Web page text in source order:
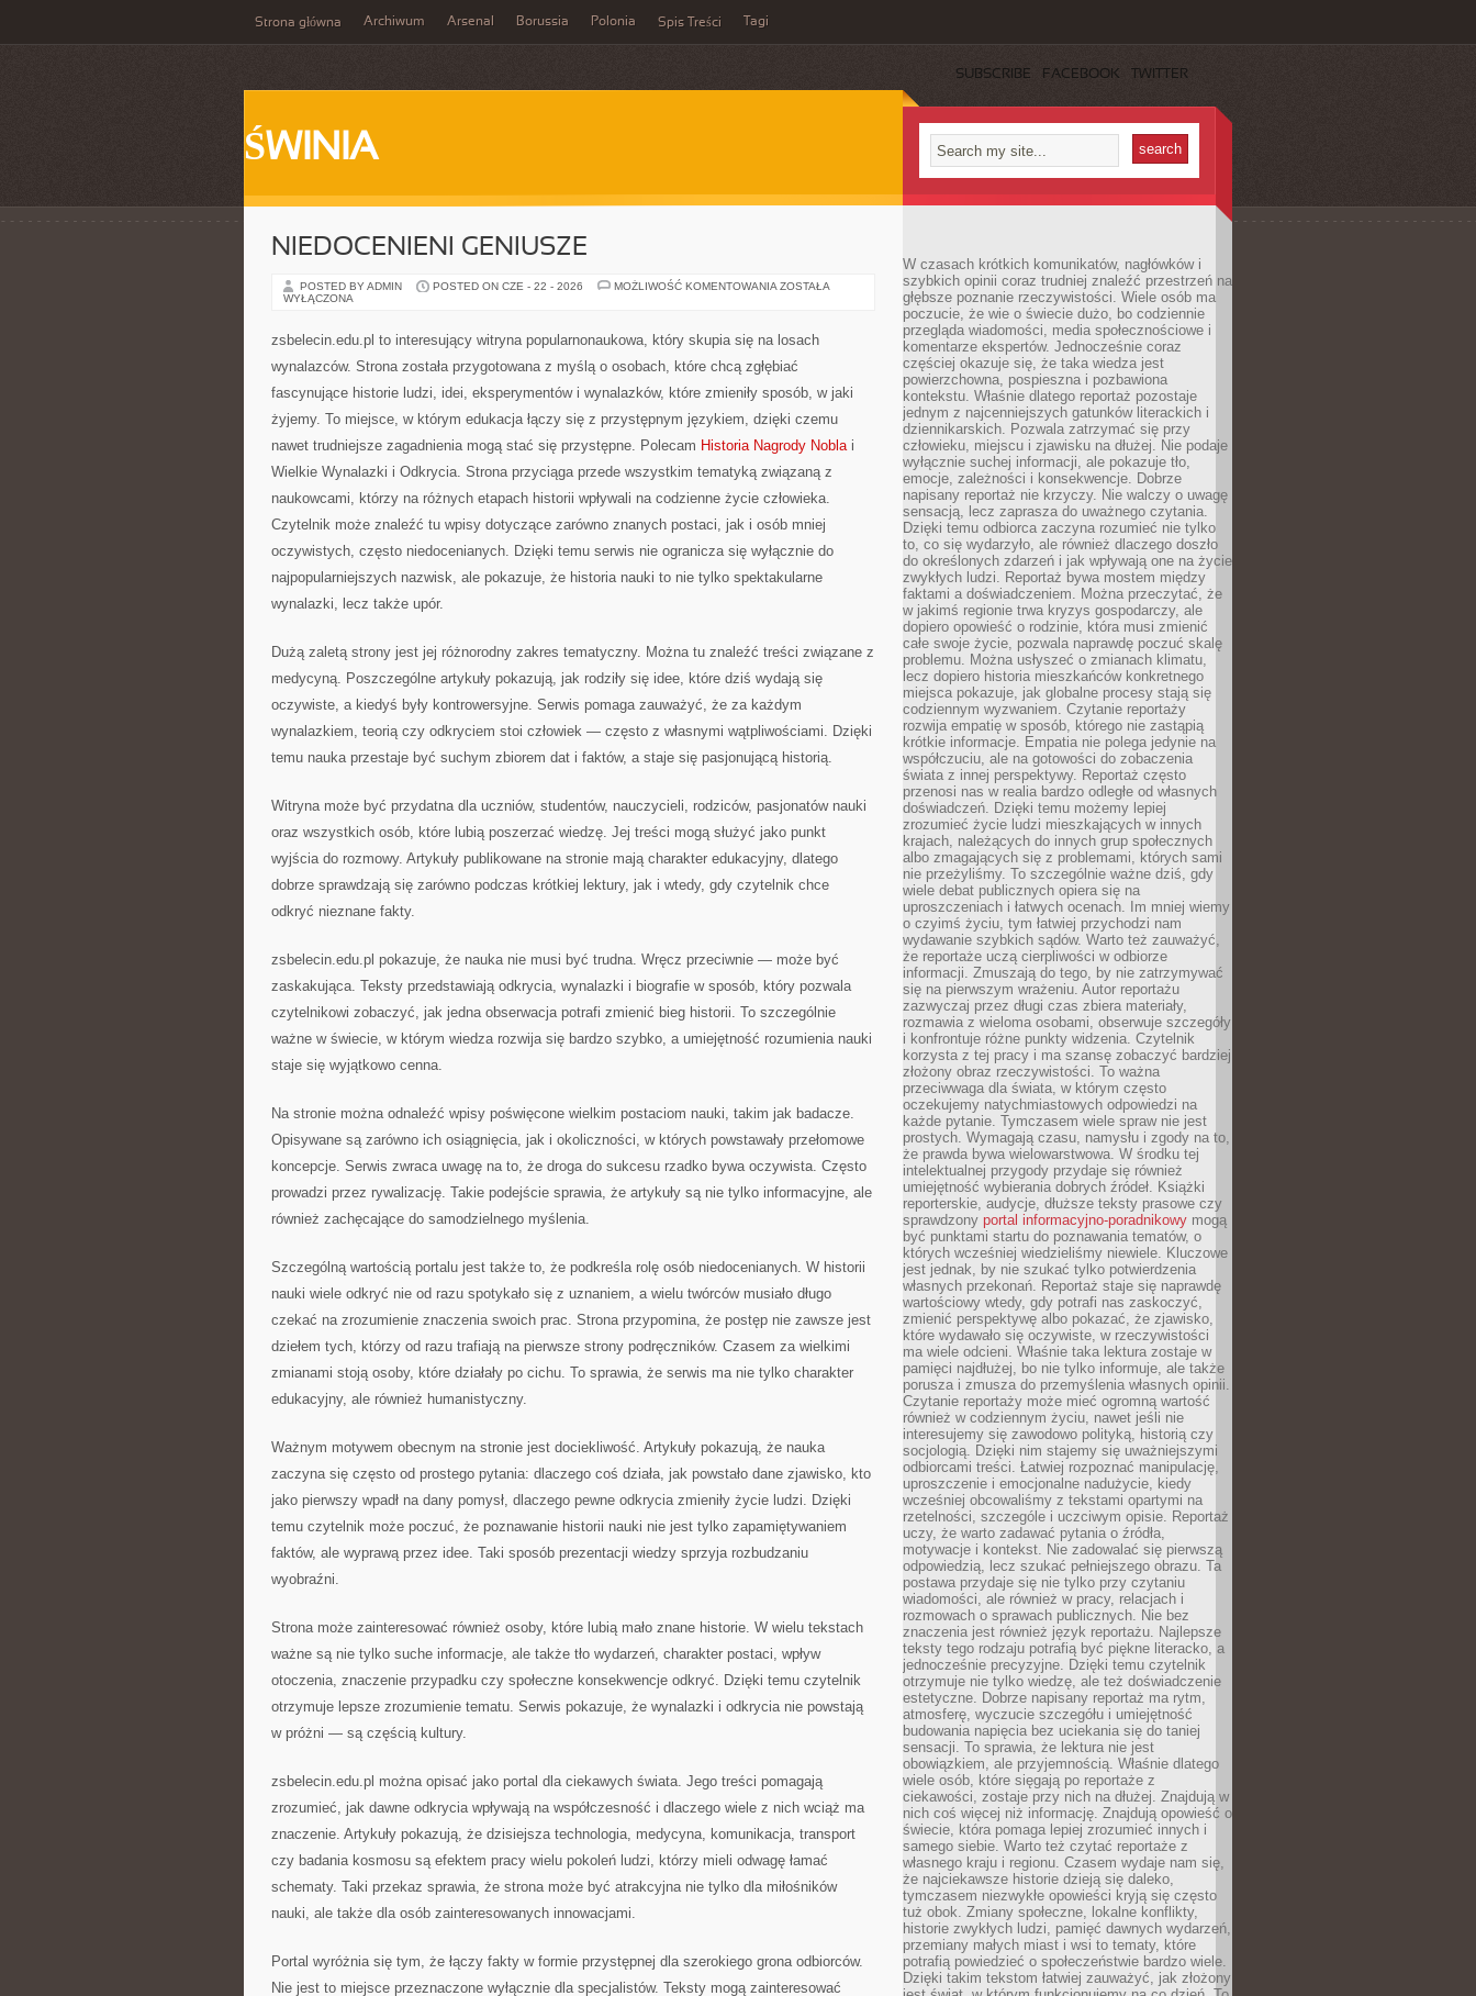
Strona główna Archiwum Arsenal Borussia Polonia Spis Treści Tagi
SUBSCRIBE FACEBOOK TWITTER
ŚWINIA
NIEDOCENIENI GENIUSZE
POSTED BY ADMIN POSTED ON CZE - 22 - 2026 MOŻLIWOŚĆ KOMENTOWANIA NIEDOCENIENI
ZOSTAŁA
WYŁĄCZONA
zsbelecin.edu.pl to interesujący witryna popularnonaukowa, który skupia się na losach
wynalazców. Strona została przygotowana z myślą o osobach, które chcą zgłębiać
fascynujące historie ludzi, idei, eksperymentów i wynalazków, które zmieniły sposób, w jaki
żyjemy. To miejsce, w którym edukacja łączy się z przystępnym językiem, dzięki czemu
nawet trudniejsze zagadnienia mogą stać się przystępne. Polecam Historia Nagrody Noblai
Wielkie Wynalazki i Odkrycia. Strona przyciąga przede wszystkim tematyką związaną z
naukowcami, którzy na różnych etapach historii wpływali na codzienne życie człowieka.
Czytelnik może znaleźć tu wpisy dotyczące zarówno znanych postaci, jak i osób mniej
oczywistych, często niedocenianych. Dzięki temu serwis nie ogranicza się wyłącznie do
najpopularniejszych nazwisk, ale pokazuje, że historia nauki to nie tylko spektakularne
wynalazki, lecz także upór.
Dużą zaletą strony jest jej różnorodny zakres tematyczny. Można tu znaleźć treści związane z
medycyną. Poszczególne artykuły pokazują, jak rodziły się idee, które dziś wydają się
oczywiste, a kiedyś były kontrowersyjne. Serwis pomaga zauważyć, że za każdym
wynalazkiem, teorią czy odkryciem stoi człowiek — często z własnymi wątpliwościami. Dzięki
temu nauka przestaje być suchym zbiorem dat i faktów, a staje się pasjonującą historią.
Witryna może być przydatna dla uczniów, studentów, nauczycieli, rodziców, pasjonatów nauki
oraz wszystkich osób, które lubią poszerzać wiedzę. Jej treści mogą służyć jako punkt
wyjścia do rozmowy. Artykuły publikowane na stronie mają charakter edukacyjny, dlatego
dobrze sprawdzają się zarówno podczas krótkiej lektury, jak i wtedy, gdy czytelnik chce
odkryć nieznane fakty.
zsbelecin.edu.pl pokazuje, że nauka nie musi być trudna. Wręcz przeciwnie — może być
zaskakująca. Teksty przedstawiają odkrycia, wynalazki i biografie w sposób, który pozwala
czytelnikowi zobaczyć, jak jedna obserwacja potrafi zmienić bieg historii. To szczególnie
ważne w świecie, w którym wiedza rozwija się bardzo szybko, a umiejętność rozumienia nauki
staje się wyjątkowo cenna.
Na stronie można odnaleźć wpisy poświęcone wielkim postaciom nauki, takim jak badacze.
Opisywane są zarówno ich osiągnięcia, jak i okoliczności, w których powstawały przełomowe
koncepcje. Serwis zwraca uwagę na to, że droga do sukcesu rzadko bywa oczywista. Często
prowadzi przez rywalizację. Takie podejście sprawia, że artykuły są nie tylko informacyjne, ale
również zachęcające do samodzielnego myślenia.
Szczególną wartością portalu jest także to, że podkreśla rolę osób niedocenianych. W historii
nauki wiele odkryć nie od razu spotykało się z uznaniem, a wielu twórców musiało długo
czekać na zrozumienie znaczenia swoich prac. Strona przypomina, że postęp nie zawsze jest
dziełem tych, którzy od razu trafiają na pierwsze strony podręczników. Czasem za wielkimi
zmianami stoją osoby, które działały po cichu. To sprawia, że serwis ma nie tylko charakter
edukacyjny, ale również humanistyczny.
Ważnym motywem obecnym na stronie jest dociekliwość. Artykuły pokazują, że nauka
zaczyna się często od prostego pytania: dlaczego coś działa, jak powstało dane zjawisko, kto
jako pierwszy wpadł na dany pomysł, dlaczego pewne odkrycia zmieniły życie ludzi. Dzięki
temu czytelnik może poczuć, że poznawanie historii nauki nie jest tylko zapamiętywaniem
faktów, ale wyprawą przez idee. Taki sposób prezentacji wiedzy sprzyja rozbudzaniu
wyobraźni.
Strona może zainteresować również osoby, które lubią mało znane historie. W wielu tekstach
ważne są nie tylko suche informacje, ale także tło wydarzeń, charakter postaci, wpływ
otoczenia, znaczenie przypadku czy społeczne konsekwencje odkryć. Dzięki temu czytelnik
otrzymuje lepsze zrozumienie tematu. Serwis pokazuje, że wynalazki i odkrycia nie powstają
w próżni — są częścią kultury.
zsbelecin.edu.pl można opisać jako portal dla ciekawych świata. Jego treści pomagają
zrozumieć, jak dawne odkrycia wpływają na współczesność i dlaczego wiele z nich wciąż ma
znaczenie. Artykuły pokazują, że dzisiejsza technologia, medycyna, komunikacja, transport
czy badania kosmosu są efektem pracy wielu pokoleń ludzi, którzy mieli odwagę łamać
schematy. Taki przekaz sprawia, że strona może być atrakcyjna nie tylko dla miłośników
nauki, ale także dla osób zainteresowanych innowacjami.
Portal wyróżnia się tym, że łączy fakty w formie przystępnej dla szerokiego grona odbiorców.
Nie jest to miejsce przeznaczone wyłącznie dla specjalistów. Teksty mogą zainteresować
W czasach krótkich komunikatów, nagłówków i
szybkich opinii coraz trudniej znaleźć przestrzeń na
głębsze poznanie rzeczywistości. Wiele osób ma
poczucie, że wie o świecie dużo, bo codziennie
przegląda wiadomości, media społecznościowe i
komentarze ekspertów. Jednocześnie coraz
częściej okazuje się, że taka wiedza jest
powierzchowna, pospieszna i pozbawiona
kontekstu. Właśnie dlatego reportaż pozostaje
jednym z najcenniejszych gatunków literackich i
dziennikarskich. Pozwala zatrzymać się przy
człowieku, miejscu i zjawisku na dłużej. Nie podaje
wyłącznie suchej informacji, ale pokazuje tło,
emocje, zależności i konsekwencje. Dobrze
napisany reportaż nie krzyczy. Nie walczy o uwagę
sensacją, lecz zaprasza do uważnego czytania.
Dzięki temu odbiorca zaczyna rozumieć nie tylko
to, co się wydarzyło, ale również dlaczego doszło
do określonych zdarzeń i jak wpływają one na życie
zwykłych ludzi. Reportaż bywa mostem między
faktami a doświadczeniem. Można przeczytać, że
w jakimś regionie trwa kryzys gospodarczy, ale
dopiero opowieść o rodzinie, która musi zmienić
całe swoje życie, pozwala naprawdę poczuć skalę
problemu. Można usłyszeć o zmianach klimatu,
lecz dopiero historia mieszkańców konkretnego
miejsca pokazuje, jak globalne procesy stają się
codziennym wyzwaniem. Czytanie reportaży
rozwija empatię w sposób, którego nie zastąpią
krótkie informacje. Empatia nie polega jedynie na
współczuciu, ale na gotowości do zobaczenia
świata z innej perspektywy. Reportaż często
przenosi nas w realia bardzo odległe od własnych
doświadczeń. Dzięki temu możemy lepiej
zrozumieć życie ludzi mieszkających w innych
krajach, należących do innych grup społecznych
albo zmagających się z problemami, których sami
nie przeżyliśmy. To szczególnie ważne dziś, gdy
wiele debat publicznych opiera się na
uproszczeniach i łatwych ocenach. Im mniej wiemy
o czyimś życiu, tym łatwiej przychodzi nam
wydawanie szybkich sądów. Warto też zauważyć,
że reportaże uczą cierpliwości w odbiorze
informacji. Zmuszają do tego, by nie zatrzymywać
się na pierwszym wrażeniu. Autor reportażu
zazwyczaj przez długi czas zbiera materiały,
rozmawia z wieloma osobami, obserwuje szczegóły
i konfrontuje różne punkty widzenia. Czytelnik
korzysta z tej pracy i ma szansę zobaczyć bardziej
złożony obraz rzeczywistości. To ważna
przeciwwaga dla świata, w którym często
oczekujemy natychmiastowych odpowiedzi na
każde pytanie. Tymczasem wiele spraw nie jest
prostych. Wymagają czasu, namysłu i zgody na to,
że prawda bywa wielowarstwowa. W środku tej
intelektualnej przygody przydaje się również
umiejętność wybierania dobrych źródeł. Książki
reporterskie, audycje, dłuższe teksty prasowe czy
sprawdzony portal informacyjno-poradnikowy mogą
być punktami startu do poznawania tematów, o
których wcześniej wiedzieliśmy niewiele. Kluczowe
jest jednak, by nie szukać tylko potwierdzenia
własnych przekonań. Reportaż staje się naprawdę
wartościowy wtedy, gdy potrafi nas zaskoczyć,
zmienić perspektywę albo pokazać, że zjawisko,
które wydawało się oczywiste, w rzeczywistości
ma wiele odcieni. Właśnie taka lektura zostaje w
pamięci najdłużej, bo nie tylko informuje, ale także
porusza i zmusza do przemyślenia własnych opinii.
Czytanie reportaży może mieć ogromną wartość
również w codziennym życiu, nawet jeśli nie
interesujemy się zawodowo polityką, historią czy
socjologią. Dzięki nim stajemy się uważniejszymi
odbiorcami treści. Łatwiej rozpoznać manipulację,
uproszczenie i emocjonalne nadużycie, kiedy
wcześniej obcowaliśmy z tekstami opartymi na
rzetelności, szczególe i uczciwym opisie. Reportaż
uczy, że warto zadawać pytania o źródła,
motywacje i kontekst. Nie zadowalać się pierwszą
odpowiedzią, lecz szukać pełniejszego obrazu. Ta
postawa przydaje się nie tylko przy czytaniu
wiadomości, ale również w pracy, relacjach i
rozmowach o sprawach publicznych. Nie bez
znaczenia jest również język reportażu. Najlepsze
teksty tego rodzaju potrafią być piękne literacko, a
jednocześnie precyzyjne. Dzięki temu czytelnik
otrzymuje nie tylko wiedzę, ale też doświadczenie
estetyczne. Dobrze napisany reportaż ma rytm,
atmosferę, wyczucie szczegółu i umiejętność
budowania napięcia bez uciekania się do taniej
sensacji. To sprawia, że lektura nie jest
obowiązkiem, ale przyjemnością. Właśnie dlatego
wiele osób, które sięgają po reportaże z
ciekawości, zostaje przy nich na dłużej. Znajdują w
nich coś więcej niż informację. Znajdują opowieść o
świecie, która pomaga lepiej zrozumieć innych i
samego siebie. Warto też czytać reportaże z
własnego kraju i regionu. Czasem wydaje nam się,
że najciekawsze historie dzieją się daleko,
tymczasem niezwykłe opowieści kryją się często
tuż obok. Zmiany społeczne, lokalne konflikty,
historie zwykłych ludzi, pamięć dawnych wydarzeń,
przemiany małych miast i wsi to tematy, które
potrafią powiedzieć o społeczeństwie bardzo wiele.
Dzięki takim tekstom łatwiej zauważyć, jak złożony